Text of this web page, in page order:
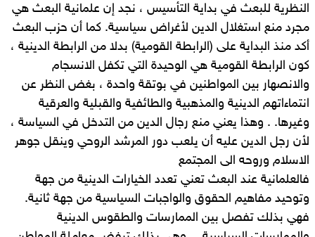
النظرية للبعث في بداية التأسيس ، نجد إن علمانية البعث هي
مجرد منع استغلال الدين لأغراض سياسية. كما أن حزب البعث
أكد منذ البداية على (الرابطة القومية) بدلا من الرابطة الدينية ،
كون الرابطة القومية هي الوحيدة التي تكفل الانسجام
والانصهار بين المواطنين في بوتقة واحدة ، بغض النظر عن
انتماءاتهم الدينية والمذهبية والطائفية والقبلية والعرقية
وغيرها. . وهذا يعني منع رجال الدين من التدخل في السياسة ،
لأن رجل الدين عليه أن يلعب دور المرشد الروحي وينقل جوهر
الاسلام وروحه الى المجتمع
فالعلمانية عند البعث تعني تعدد الخيارات الدينية من جهة
وتوحيد مفاهيم الحقوق والواجبات السياسية من جهة ثانية.
فهي بذلك تفصل بين الممارسات والطقوس الدينية